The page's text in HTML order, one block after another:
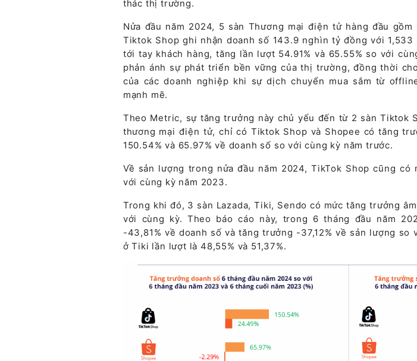
thác thị trường.
Nửa đầu năm 2024, 5 sàn Thương mại điện tử hàng đầu gồm
Tiktok Shop ghi nhận doanh số 143.9 nghìn tỷ đồng với
tới tay khách hàng, tăng lần lượt 54.91% và 65.55% so với
phản ánh sự phát triển bền vững của thị trường, đồng thời
của các doanh nghiệp khi sự dịch chuyển mua sắm từ
mạnh mẽ.
Theo Metric, sự tăng trưởng này chủ yếu đến từ 2 sàn Tiktok
thương mại điện tử, chỉ có Tiktok Shop và Shopee có tăng
150.54% và 65.97% về doanh số so với cùng kỳ năm trước.
Về sản lượng trong nửa đầu năm 2024, TikTok Shop cũng có
với cùng kỳ năm 2023.
Trong khi đó, 3 sàn Lazada, Tiki, Sendo có mức tăng trưởng
với cùng kỳ. Theo báo cáo này, trong 6 tháng đầu năm
-43,81% về doanh số và tăng trưởng -37,12% về sản lượng
ở Tiki lần lượt là 48,55% và 51,37%.